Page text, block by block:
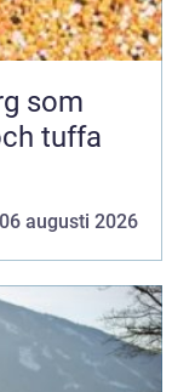
som
tuffa
06 augusti 2026